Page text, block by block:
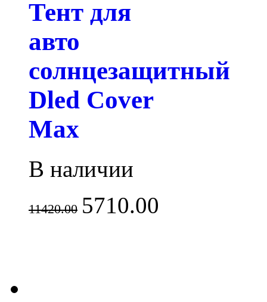
Тент для
авто
солнцезащитный
Dled Cover
Max
В наличии
11420.00 5710.00